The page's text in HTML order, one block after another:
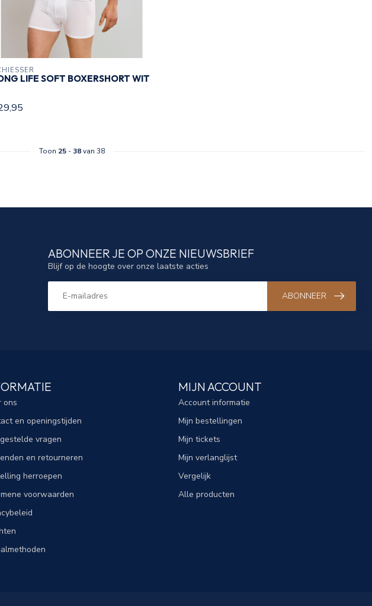
LIFE SOFT BOXERSHORT WIT
Toon 25- 38van 38
ABONNEER JE OP ONZE NIEUWSBRIEF
Blijf op de hoogte over onze laatste acties
ABONNEER
ons
en openingstijden
vragen
en retourneren
herroepen
voorwaarden
MIJN ACCOUNT
Account informatie
Mijn bestellingen
Mijn tickets
Mijn verlanglijst
Vergelijk
Alle producten